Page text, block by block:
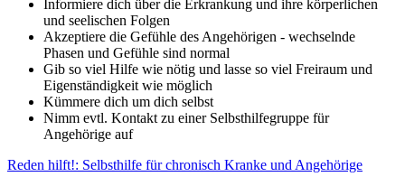
Informiere dich über die Erkrankung und ihre körperlichen
und seelischen Folgen
Akzeptiere die Gefühle des Angehörigen - wechselnde
Phasen und Gefühle sind normal
Gib so viel Hilfe wie nötig und lasse so viel Freiraum und
Eigenständigkeit wie möglich
Kümmere dich um dich selbst
Nimm evtl. Kontakt zu einer Selbsthilfegruppe für
Angehörige auf
Reden hilft!: Selbsthilfe für chronisch Kranke und Angehörige